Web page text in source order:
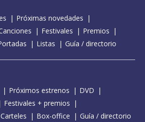
Próximas novedades
Festivales
Premios
Listas Guía / directorio
Próximos estrenos
DVD
Festivales + premios
Carteles Box-office Guía / directorio